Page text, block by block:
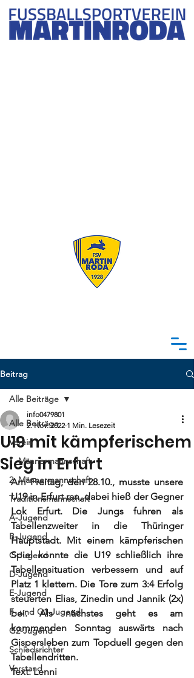
Beitrag
Alle Beiträge
Verein
1. Männermannschaft
2. Männermannschaft
Traditionsmannschaft
A-Jugend
B-Jugend
C-Jugend
D-Jugend
E-Jugend
F- und G1-Jugend
G2-Jugend
Schiedsrichter
Vorstand
Alle Beiträge
U19 mit kämpferischem
Sieg in Erfurt
info0479801
2. Nov. 2022 1 Min. Lesezeit
Am Freitag, den 28.10., musste unsere
U19 in Erfurt ran, dabei hieß der Gegner
Lok Erfurt. Die Jungs fuhren als
Tabellenzweiter in die Thüringer
Hauptstadt. Mit einem kämpferischen
Spiel konnte die U19 schließlich ihre
Tabellensituation verbessern und auf
Platz 1 klettern. Die Tore zum 3:4 Erfolg
steuerten Elias, Zinedin und Jannik (2x)
bei. Als nächstes geht es am
kommenden Sonntag auswärts nach
Gispersleben zum Topduell gegen den
Tabellendritten.
Text: Lenni